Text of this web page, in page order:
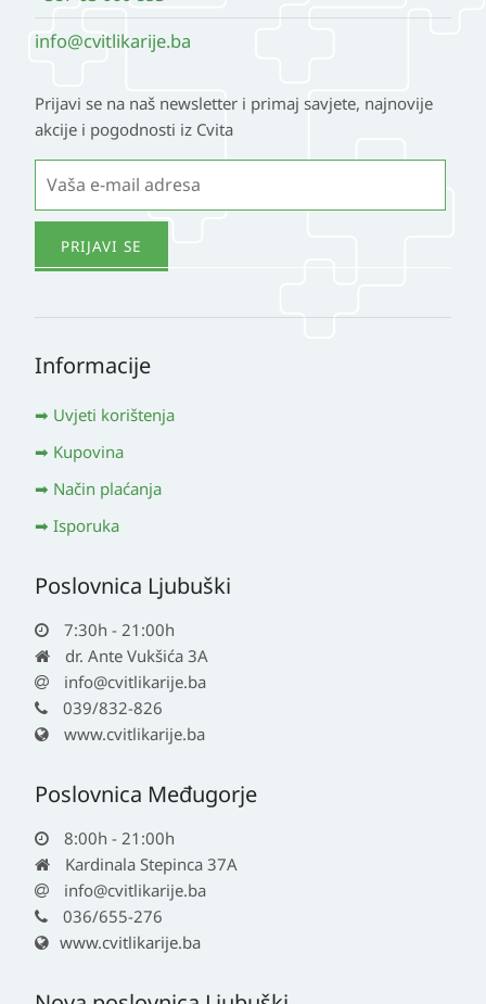
info@cvitlikarije.ba
Prijavi se na naš newsletter i primaj savjete, najnovije
akcije i pogodnosti iz Cvita
Informacije
Uvjeti korištenja
Kupovina
Način plaćanja
Isporuka
Poslovnica Ljubuški
7:30h - 21:00h
dr. Ante Vukšića 3A
info@cvitlikarije.ba
039/832-826
www.cvitlikarije.ba
Poslovnica Međugorje
8:00h - 21:00h
Kardinala Stepinca 37A
info@cvitlikarije.ba
036/655-276
www.cvitlikarije.ba